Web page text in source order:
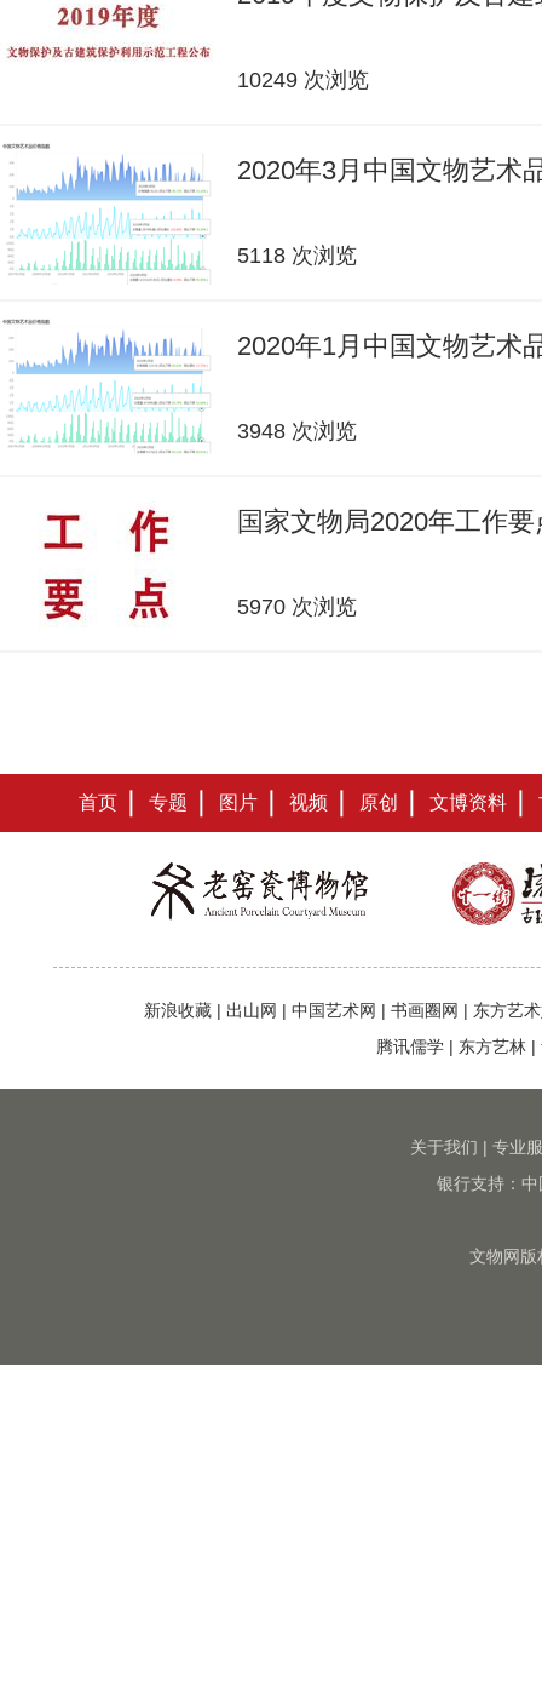
10249 次浏览
2020年3月中国文物艺术
5118 次浏览
2020年1月中国文物艺术
3948 次浏览
国家文物局2020年工作要
5970 次浏览
首页 专题 图片 视频 原创 文博资料
新浪收藏 | 出山网 | 中国艺术网 | 书画圈网 | 东方艺
腾讯儒学 | 东方艺林 |
关于我们 | 专业
银行支持：
文物网